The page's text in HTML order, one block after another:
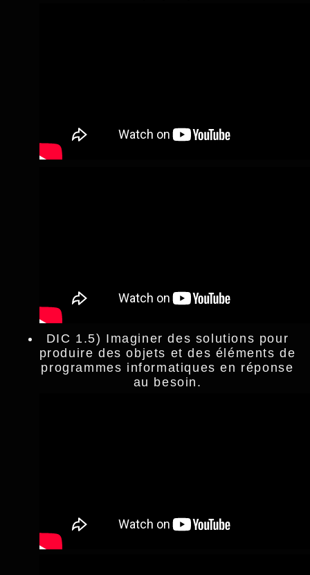
DIC 1.5) Imaginer des solutions pour
produire des objets et des éléments de
programmes informatiques en réponse
au besoin.